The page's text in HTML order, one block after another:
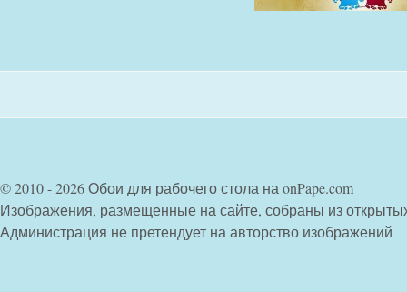
© 2010 - 2026 Обои для рабочего стола на onPape.com
Изображения, размещенные на сайте, собраны из
Администрация не претендует на авторство изображений